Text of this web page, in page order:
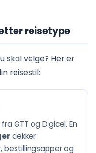
reisetype
skal velge? Her er
reisestil:
GTT og Digicel. En
dekker
bestillingsapper og